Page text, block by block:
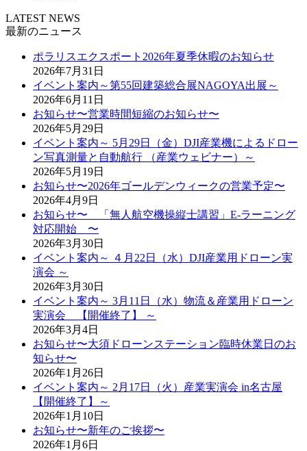
LATEST NEWS
最新のニュース
ポラリスエクスポート2026年夏季休暇のお知らせ
2026年7月31日
イベント案内～第55回建築総合展NAGOYA出展～
2026年6月11日
お知らせ〜営業時間短縮のお知らせ〜
2026年5月29日
イベント案内～ 5月29日（金）DJI産業機によるドロー
ン写真測量と自動航行 （産業ウェビナー）～
2026年5月19日
お知らせ〜2026年ゴールデンウィークの営業予定〜
2026年4月9日
お知らせ〜 「無人航空機操縦士講習」E-ラーニング
対応開始 〜
2026年3月30日
イベント案内～ ４月22日（水）DJI産業用ドローン実
演会 ～
2026年3月30日
イベント案内～ 3月11日（水）物流＆産業用ドローン
実演会 【開催終了】 ～
2026年3月4日
お知らせ〜大須ドローンステーション臨時休業日のお
知らせ〜
2026年1月26日
イベント案内～ 2月17日（火）産業実演会 in名古屋
【開催終了】～
2026年1月10日
お知らせ〜新年のご挨拶〜
2026年1月6日